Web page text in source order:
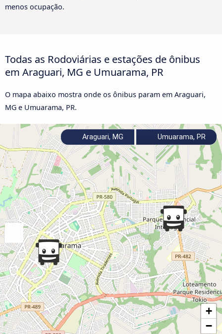
menos ocupação.
Todas as Rodoviárias e estações de ônibus
em Araguari, MG e Umuarama, PR
O mapa abaixo mostra onde os ônibus param em Araguari,
MG e Umuarama, PR.
+
−
Araguari, MG Umuarama, PR